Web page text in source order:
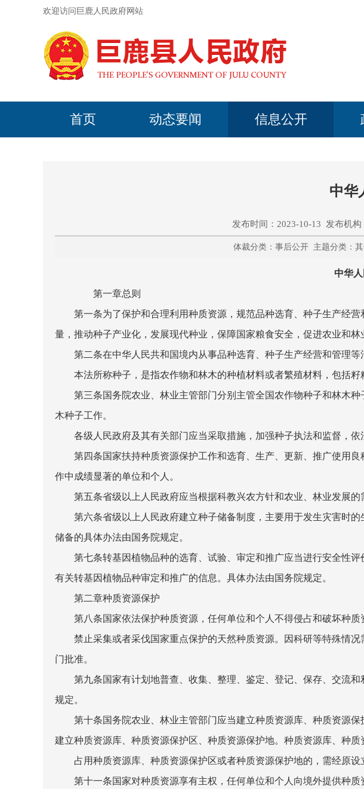
欢迎访问巨鹿人民政府网站
首页 动态要闻 信息公开
中华
发布时间：2023-10-13 发布机
体裁分类：事后公开 主题分类：其
中华
第一章总则
第一条为了保护和合理利用种质资源，规范品种选育、种子生产经营
量，推动种子产业化，发展现代种业，保障国家粮食安全，促进农业和林
第二条在中华人民共和国境内从事品种选育、种子生产经营和管理等
本法所称种子，是指农作物和林木的种植材料或者繁殖材料，包括籽
第三条国务院农业、林业主管部门分别主管全国农作物种子和林木种
木种子工作。
各级人民政府及其有关部门应当采取措施，加强种子执法和监督，依
第四条国家扶持种质资源保护工作和选育、生产、更新、推广使用良
作中成绩显著的单位和个人。
第五条省级以上人民政府应当根据科教兴农方针和农业、林业发展的
第六条省级以上人民政府建立种子储备制度，主要用于发生灾害时的
储备的具体办法由国务院规定。
第七条转基因植物品种的选育、试验、审定和推广应当进行安全性评
有关转基因植物品种审定和推广的信息。具体办法由国务院规定。
第二章种质资源保护
第八条国家依法保护种质资源，任何单位和个人不得侵占和破坏种质
禁止采集或者采伐国家重点保护的天然种质资源。因科研等特殊情况
门批准。
第九条国家有计划地普查、收集、整理、鉴定、登记、保存、交流和
规定。
第十条国务院农业、林业主管部门应当建立种质资源库、种质资源保
建立种质资源库、种质资源保护区、种质资源保护地。种质资源库、种
占用种质资源库、种质资源保护区或者种质资源保护地的，需经原设
第十一条国家对种质资源享有主权，任何单位和个人向境外提供种质